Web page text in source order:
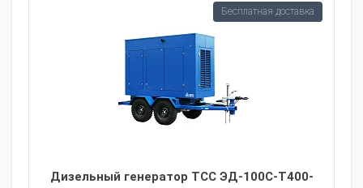
Дизельный генератор ТСС ЭД-100С-Т400-
Бесплатная доставка